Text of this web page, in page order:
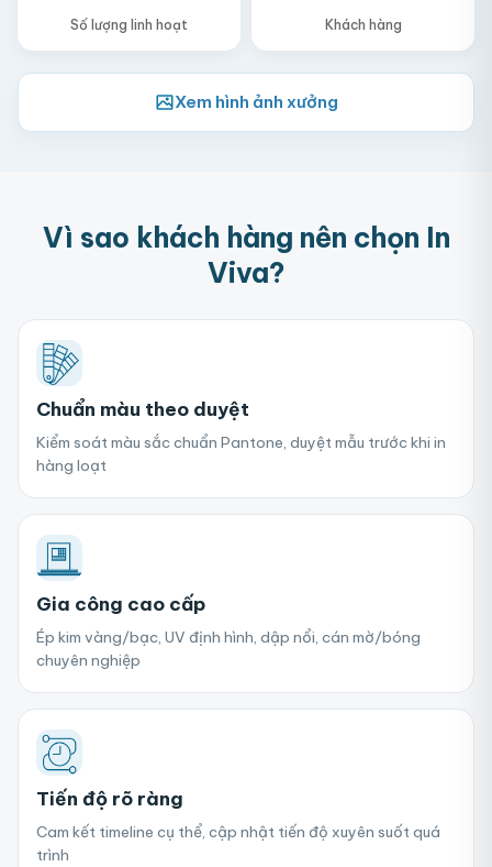
Số lượng linh hoạt Khách hàng
Xem hình ảnh xưởng
Vì sao khách hàng nên chọn In
Viva?
Chuẩn màu theo duyệt
Kiểm soát màu sắc chuẩn Pantone, duyệt mẫu trước khi in
hàng loạt
Gia công cao cấp
Ép kim vàng/bạc, UV định hình, dập nổi, cán mờ/bóng
chuyên nghiệp
Tiến độ rõ ràng
Cam kết timeline cụ thể, cập nhật tiến độ xuyên suốt quá
trình